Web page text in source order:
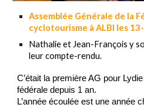
Assemblée Générale de la
cyclotourisme à ALBI les
Nathalie et Jean-François y
leur compte-rendu.
C’était la première AG pour
fédérale depuis 1 an.
L’année écoulée est une année